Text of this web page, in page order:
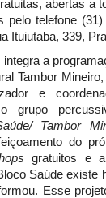
abertas a
pelo telefone
Ituiutaba, 339,
a
Tambor
e
grupo
Tambor
do
gratuitos e
Saúde existe
Esse